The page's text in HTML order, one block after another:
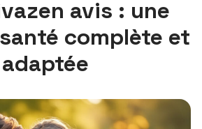
avis : une
complète et
adaptée